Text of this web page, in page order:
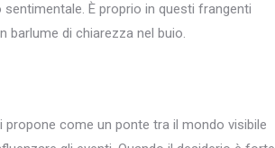
È proprio in questi frangenti
barlume di chiarezza nel buio.
come un ponte tra il mondo visibile